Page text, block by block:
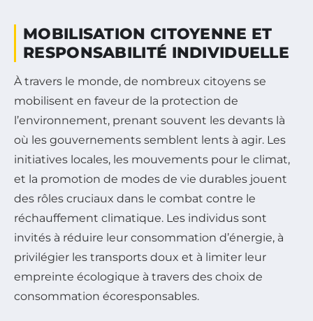
MOBILISATION CITOYENNE ET
RESPONSABILITÉ INDIVIDUELLE
À travers le monde, de nombreux citoyens se
mobilisent en faveur de la protection de
l’environnement, prenant souvent les devants là
où les gouvernements semblent lents à agir. Les
initiatives locales, les mouvements pour le climat,
et la promotion de modes de vie durables jouent
des rôles cruciaux dans le combat contre le
réchauffement climatique. Les individus sont
invités à réduire leur consommation d’énergie, à
privilégier les transports doux et à limiter leur
empreinte écologique à travers des choix de
consommation écoresponsables.